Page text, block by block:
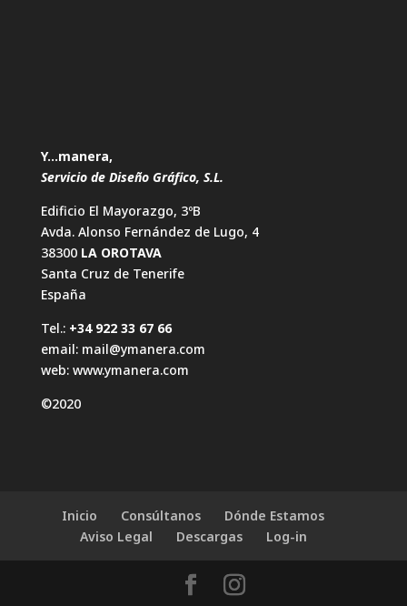
Y…manera,
Servicio de Diseño Gráfico, S.L.
Edificio El Mayorazgo, 3ºB
Avda. Alonso Fernández de Lugo, 4
38300 LA OROTAVA
Santa Cruz de Tenerife
España
Tel.: +34 922 33 67 66
email: mail@ymanera.com
web: www.ymanera.com
©2020
Inicio Consúltanos
Dónde Estamos
Aviso Legal
Descargas Log-in